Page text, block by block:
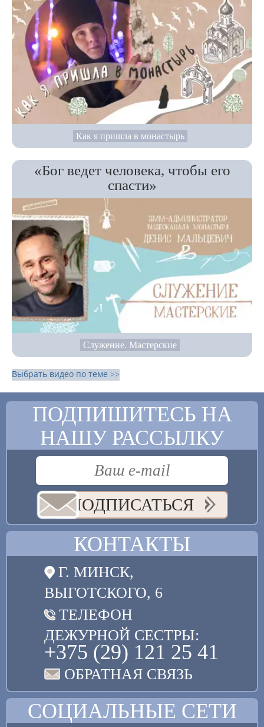
Как я пришла в монастырь
«Бог ведет человека, чтобы его
спасти»
Служение. Мастерские
Выбрать видео по теме >>
ПОДПИШИТЕСЬ НА
НАШУ РАССЫЛКУ
ПОДПИСАТЬСЯ
КОНТАКТЫ
Г. МИНСК,
ВЫГОТСКОГО, 6
ТЕЛЕФОН
ДЕЖУРНОЙ СЕСТРЫ:
+375 (29) 121 25 41
ОБРАТНАЯ СВЯЗЬ
СОЦИАЛЬНЫЕ СЕТИ